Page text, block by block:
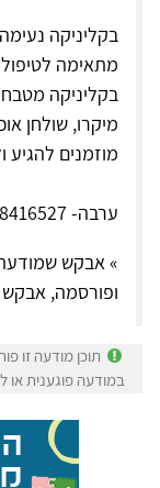
בקליניקה
מתאימה
מיקרו, שולחן
מוזמנים
ערבה- 052-8416527
» אבקש
ופורסמה,
תוכן מודעה זו
במודעה פוגענית או